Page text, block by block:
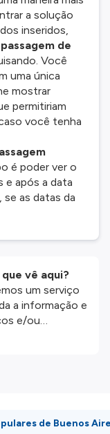
a solução
inseridos,
de
Você
uma única
mostrar
permitiriam
você tenha
é poder ver o
e após a data
se as datas da
vê aqui?
um serviço
a informação e
e/ou
são
atenção todas
de Buenos